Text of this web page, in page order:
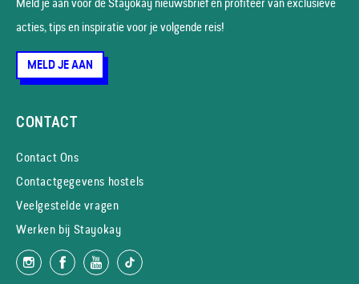
acties, tips en inspiratie voor je volgende reis!
MELD JE AAN
CONTACT
Contact Ons
Contactgegevens hostels
Veelgestelde vragen
Werken bij Stayokay